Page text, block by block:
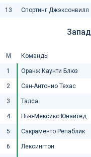
13 Спортинг Джэксонвилл
М Команды
1 Оранж Каунти Блюз
2 Сан-Антонио Техас
3 Талса
4 Нью-Мексико Юнайтед
5 Сакраменто Репаблик
6 Лексингтон